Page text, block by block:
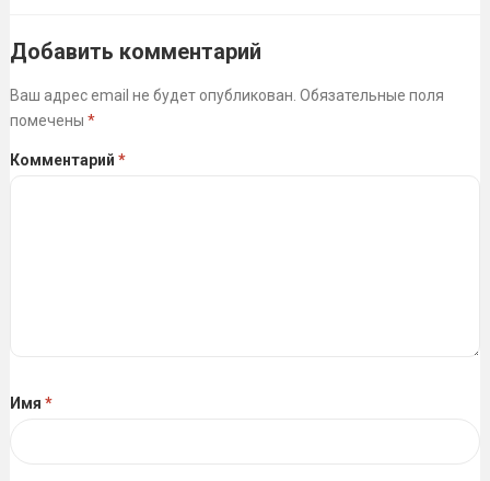
Добавить комментарий
Ваш адрес email не будет опубликован. Обязательные поля
помечены *
Комментарий *
Имя *